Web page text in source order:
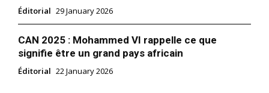
Éditorial 29 January 2026
CAN 2025 : Mohammed VI rappelle ce que
signifie être un grand pays africain
Éditorial 22 January 2026